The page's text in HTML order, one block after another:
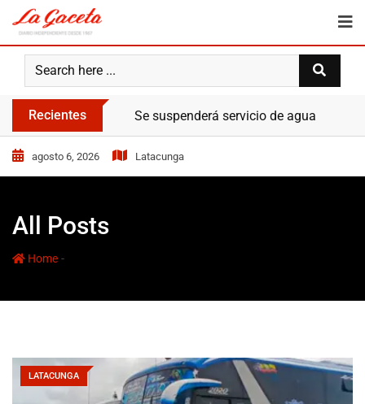
Recientes Bomberos atendieron varias
agosto 6, 2026 Latacunga
All Posts
Home -
LATACUNGA